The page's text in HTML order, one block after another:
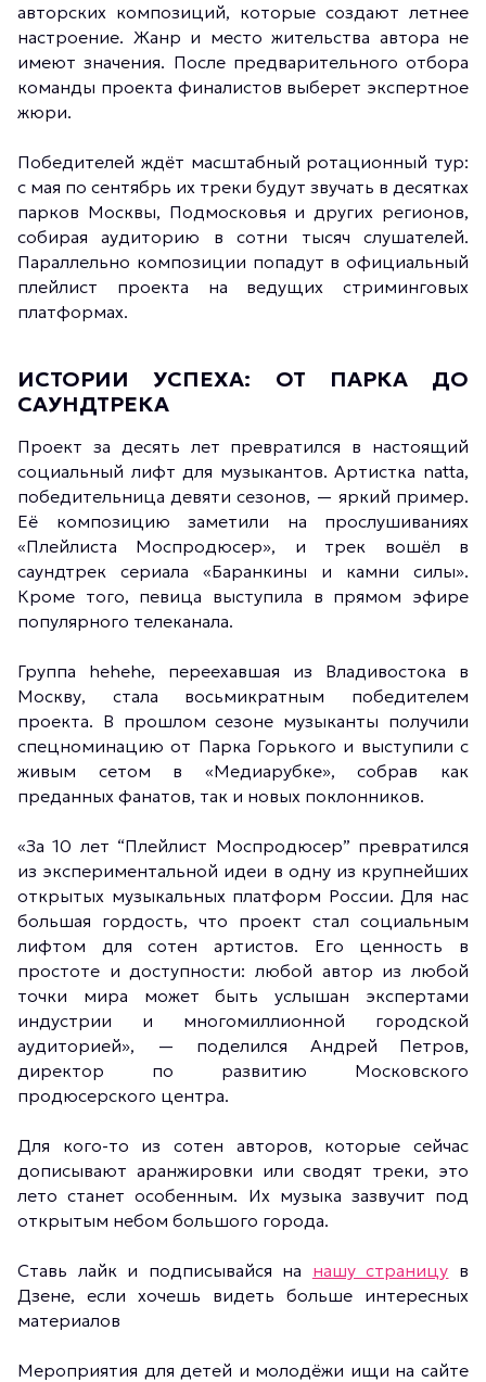
авторских композиций, которые создают летнее
настроение. Жанр и место жительства автора не
имеют значения. После предварительного отбора
команды проекта финалистов выберет экспертное
жюри.
Победителей ждёт масштабный ротационный тур:
с мая по сентябрь их треки будут звучать в десятках
парков Москвы, Подмосковья и других регионов,
собирая аудиторию в сотни тысяч слушателей.
Параллельно композиции попадут в официальный
плейлист проекта на ведущих стриминговых
платформах.
ИСТОРИИ УСПЕХА: ОТ ПАРКА ДО
САУНДТРЕКА
Проект за десять лет превратился в настоящий
социальный лифт для музыкантов. Артистка natta,
победительница девяти сезонов, — яркий пример.
Её композицию заметили на прослушиваниях
«Плейлиста Моспродюсер», и трек вошёл в
саундтрек сериала «Баранкины и камни силы».
Кроме того, певица выступила в прямом эфире
популярного телеканала.
Группа hehehe, переехавшая из Владивостока в
Москву, стала восьмикратным победителем
проекта. В прошлом сезоне музыканты получили
спецноминацию от Парка Горького и выступили с
живым сетом в «Медиарубке», собрав как
преданных фанатов, так и новых поклонников.
«За 10 лет “Плейлист Моспродюсер” превратился
из экспериментальной идеи в одну из крупнейших
открытых музыкальных платформ России. Для нас
большая гордость, что проект стал социальным
лифтом для сотен артистов. Его ценность в
простоте и доступности: любой автор из любой
точки мира может быть услышан экспертами
индустрии и многомиллионной городской
аудиторией», — поделился Андрей Петров,
директор по развитию Московского
продюсерского центра.
Для кого-то из сотен авторов, которые сейчас
дописывают аранжировки или сводят треки, это
лето станет особенным. Их музыка зазвучит под
открытым небом большого города.
Ставь лайк и подписывайся на нашу страницу в
Дзене, если хочешь видеть больше интересных
материалов
Мероприятия для детей и молодёжи ищи на сайте